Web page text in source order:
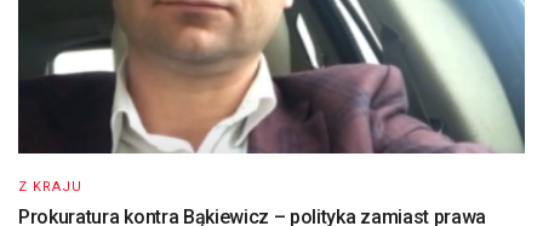
Z KRAJU
Prokuratura kontra Bąkiewicz – polityka zamiast prawa